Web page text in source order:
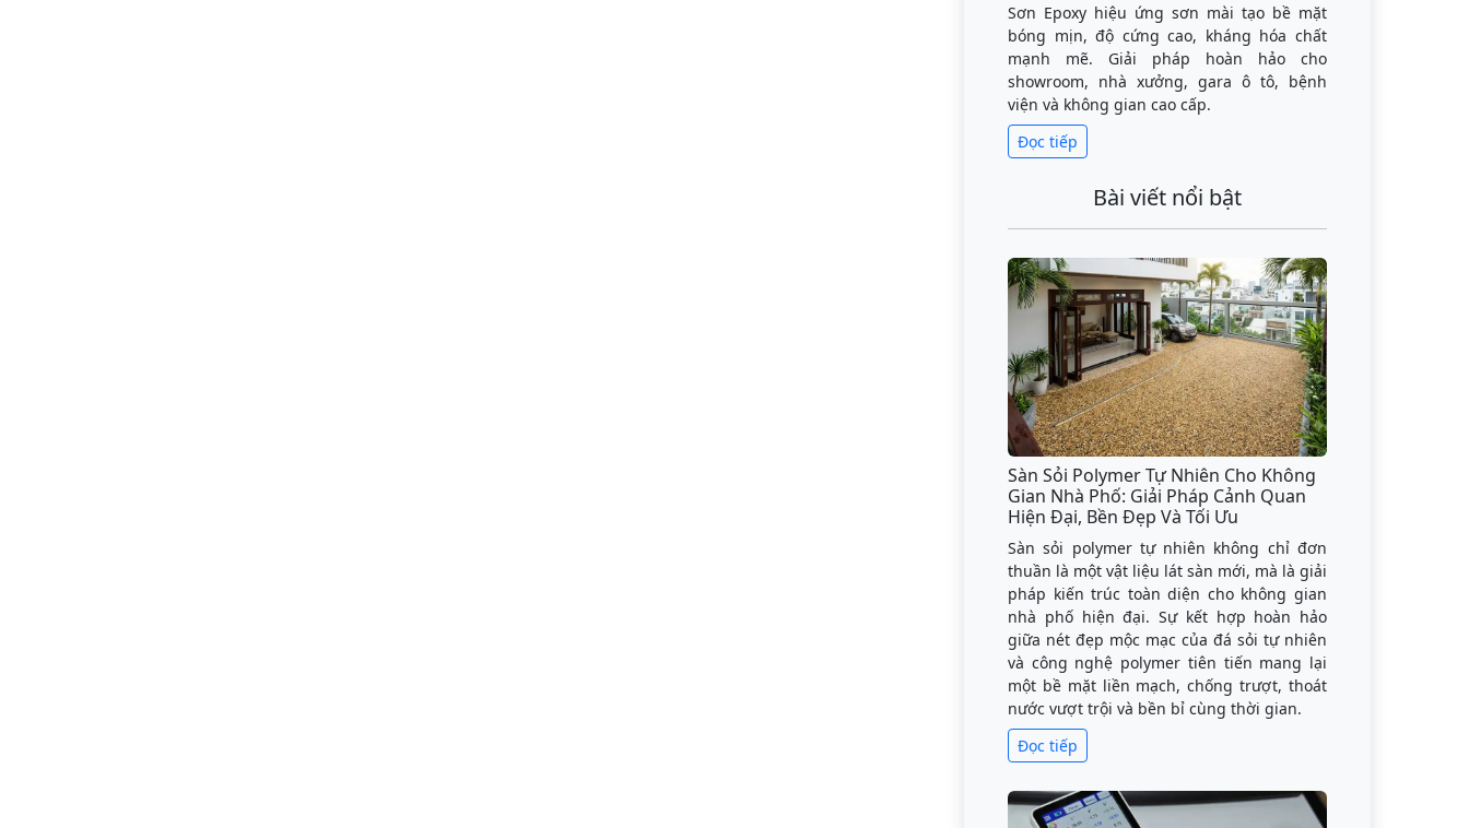
Sơn Epoxy hiệu ứng sơn mài tạo bề mặt
bóng mịn, độ cứng cao, kháng hóa chất
mạnh mẽ. Giải pháp hoàn hảo cho
showroom, nhà xưởng, gara ô tô, bệnh
viện và không gian cao cấp.
Đọc tiếp
Bài viết nổi bật
Sàn Sỏi Polymer Tự Nhiên Cho Không
Gian Nhà Phố: Giải Pháp Cảnh Quan
Hiện Đại, Bền Đẹp Và Tối Ưu
Sàn sỏi polymer tự nhiên không chỉ đơn
thuần là một vật liệu lát sàn mới, mà là giải
pháp kiến trúc toàn diện cho không gian
nhà phố hiện đại. Sự kết hợp hoàn hảo
giữa nét đẹp mộc mạc của đá sỏi tự nhiên
và công nghệ polymer tiên tiến mang lại
một bề mặt liền mạch, chống trượt, thoát
nước vượt trội và bền bỉ cùng thời gian.
Đọc tiếp